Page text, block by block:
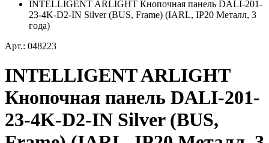
INTELLIGENT ARLIGHT Кнопочная панель DALI-201-
23-4K-D2-IN Silver (BUS, Frame) (IARL, IP20 Металл, 3
года)
Арт.: 048223
INTELLIGENT ARLIGHT
Кнопочная панель DALI-201-
23-4K-D2-IN Silver (BUS,